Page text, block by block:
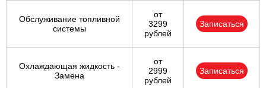
Обслуживание топливной
системы
от
3299
рублей
Записаться
Охлаждающая жидкость -
Замена
от
2999
рублей
Записаться